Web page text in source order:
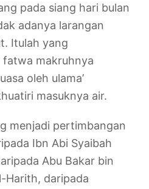
pada siang hari bulan
adanya larangan
Itulah yang
fatwa makruhnya
oleh ulama’
masuknya air.
menjadi pertimbangan
Ibn Abi Syaibah
Abu Bakar bin
Harith, daripada